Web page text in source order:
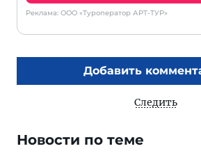
Реклама: ООО «Туроператор АРТ-ТУР»
Добавить
Следить
Новости по теме